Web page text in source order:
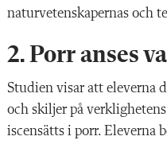
naturvetenskapernas och
2. Porr anses
Studien visar att eleverna
och skiljer på
iscensätts i porr. Eleverna